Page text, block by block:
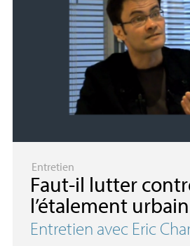
Entretien
Faut-il lutter
l’étalement urbain
Entretien avec Eric